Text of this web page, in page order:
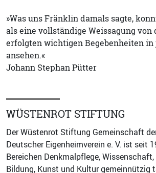
»Was uns Fränklin damals sagte,
als eine vollständige Weissagung von
erfolgten wichtigen Begebenheiten
ansehen.«
Johann Stephan Pütter
WÜSTENROT STIFTUNG
Der Wüstenrot Stiftung Gemeinschaft
Deutscher Eigenheimverein e. V. ist seit
Bereichen Denkmalpflege,
Bildung, Kunst und Kultur gemeinnützig